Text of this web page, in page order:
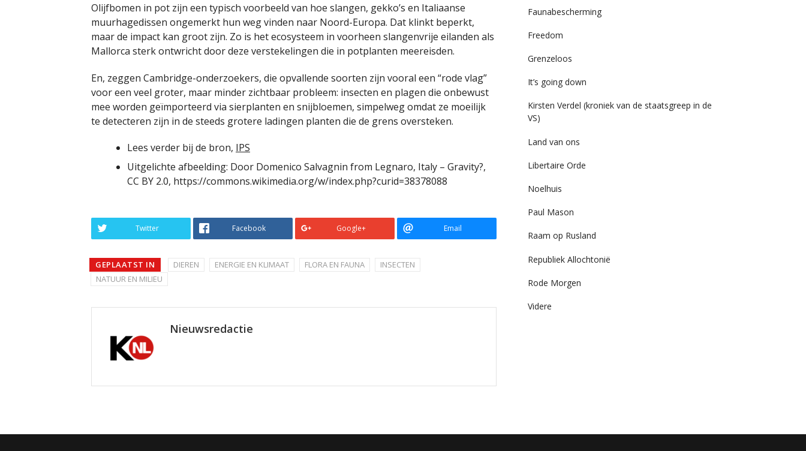
Olijfbomen in pot zijn een typisch voorbeeld van hoe slangen, gekko’s en Italiaanse
muurhagedissen ongemerkt hun weg vinden naar Noord-Europa. Dat klinkt beperkt,
maar de impact kan groot zijn. Zo is het ecosysteem in voorheen slangenvrije eilanden als
Mallorca sterk ontwricht door deze verstekelingen die in potplanten meereisden.
En, zeggen Cambridge-onderzoekers, die opvallende soorten zijn vooral een “rode vlag”
voor een veel groter, maar minder zichtbaar probleem: insecten en plagen die onbewust
mee worden geïmporteerd via sierplanten en snijbloemen, simpelweg omdat ze moeilijk
te detecteren zijn in de steeds grotere ladingen planten die de grens oversteken.
Lees verder bij de bron, IPS
Uitgelichte afbeelding: Door Domenico Salvagnin from Legnaro, Italy – Gravity?,
CC BY 2.0, https://commons.wikimedia.org/w/index.php?curid=38378088
Twitter Facebook Google+ Email
GEPLAATST IN DIEREN ENERGIE EN KLIMAAT FLORA EN FAUNA
INSECTEN
NATUUR EN MILIEU
Nieuwsredactie
Faunabescherming
Freedom
Grenzeloos
It’s going down
Kirsten Verdel (kroniek van de staatsgreep in de
VS)
Land van ons
Libertaire Orde
Noelhuis
Paul Mason
Raam op Rusland
Republiek Allochtonië
Rode Morgen
Videre